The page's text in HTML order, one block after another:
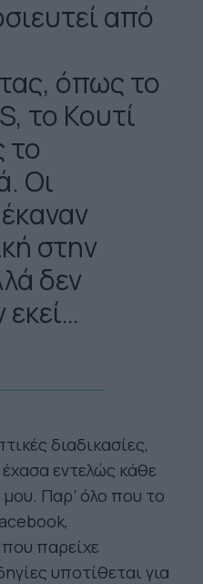
από
όπως το
το Κουτί
το
Οι
στην
δεν
εκεί…
διαδικασίες,
εντελώς κάθε
Παρ’ όλο που το
παρείχε
υποτίθεται για